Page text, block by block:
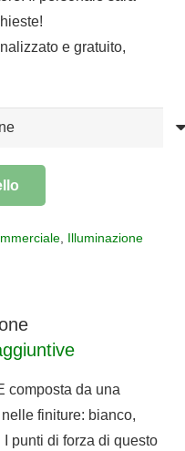
e gratuito,
, Illuminazione
composta da una
finiture: bianco,
punti di forza di questo